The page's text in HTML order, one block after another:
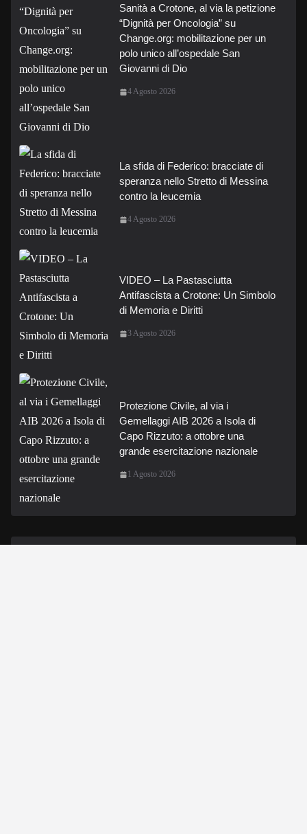
Sanità a Crotone, al via la petizione
“Dignità per Oncologia” su
Change.org: mobilitazione per un
polo unico all’ospedale San
Giovanni di Dio
4 Agosto 2026
La sfida di Federico: bracciate di
speranza nello Stretto di Messina
contro la leucemia
4 Agosto 2026
VIDEO – La Pastasciutta
Antifascista a Crotone: Un Simbolo
di Memoria e Diritti
3 Agosto 2026
Protezione Civile, al via i
Gemellaggi AIB 2026 a Isola di
Capo Rizzuto: a ottobre una
grande esercitazione nazionale
1 Agosto 2026